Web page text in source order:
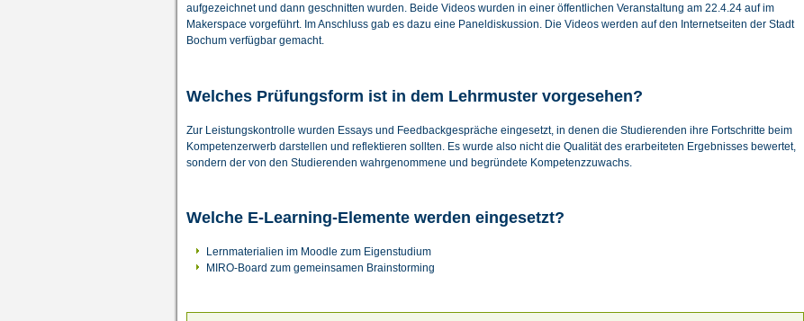
aufgezeichnet und dann geschnitten wurden. Beide Videos wurden in einer öffentlichen Veranstaltung am 22.4.24 auf im
Makerspace vorgeführt. Im Anschluss gab es dazu eine Paneldiskussion. Die Videos werden auf den Internetseiten der Stadt
Bochum verfügbar gemacht.
Welches Prüfungsform ist in dem Lehrmuster vorgesehen?
Zur Leistungskontrolle wurden Essays und Feedbackgespräche eingesetzt, in denen die Studierenden ihre Fortschritte beim
Kompetenzerwerb darstellen und reflektieren sollten. Es wurde also nicht die Qualität des erarbeiteten Ergebnisses bewertet,
sondern der von den Studierenden wahrgenommene und begründete Kompetenzzuwachs.
Welche E-Learning-Elemente werden eingesetzt?
Lernmaterialien im Moodle zum Eigenstudium
MIRO-Board zum gemeinsamen Brainstorming